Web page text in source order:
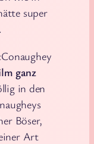
super
ganz
in den
Böser,
Art